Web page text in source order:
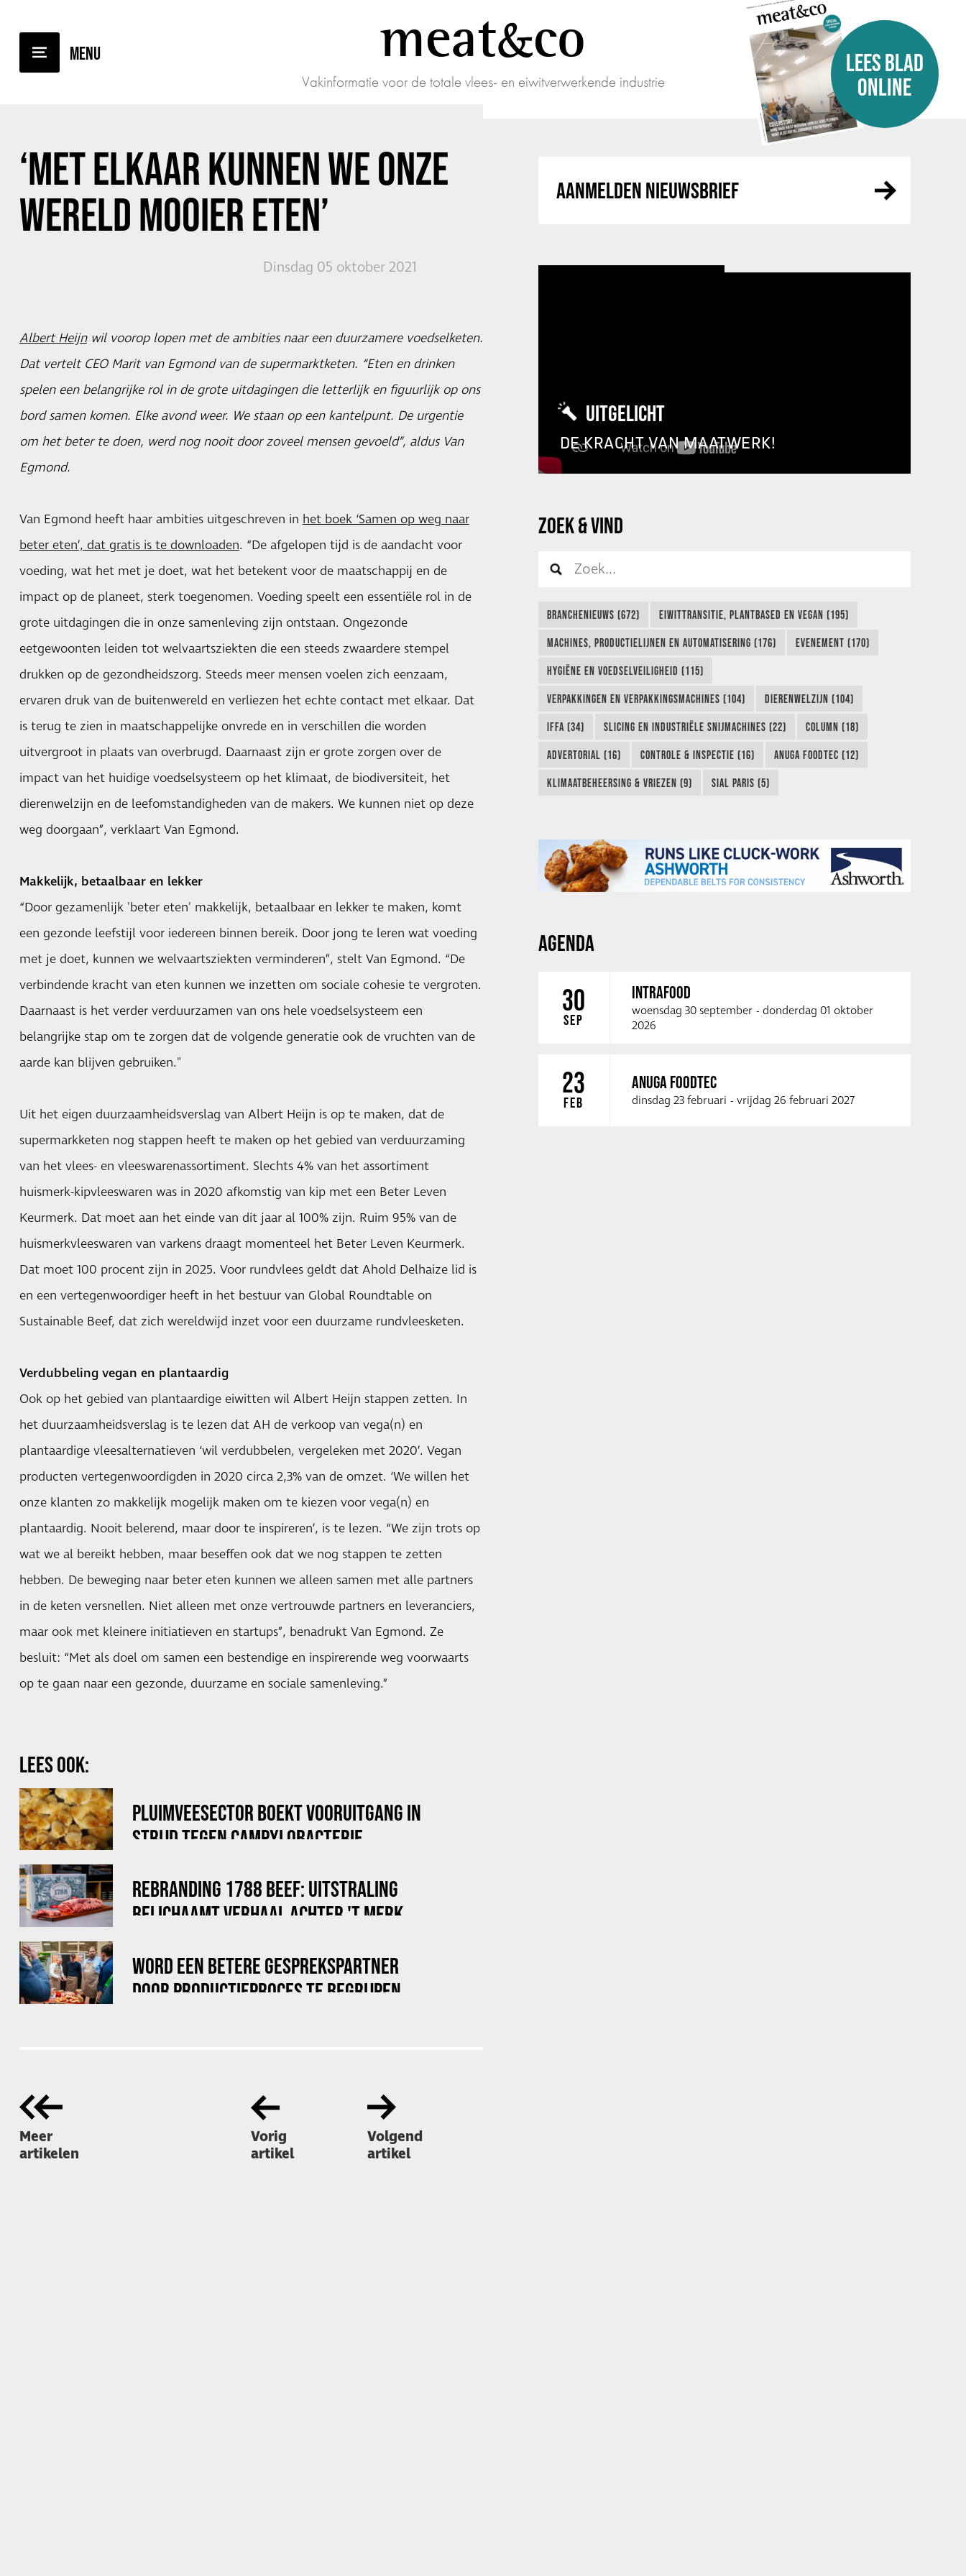
meatco
Vakinformatie voor de totale vlees- en eiwitverwerkende industrie
LEES BLAD
ONLINE
‘MET ELKAAR KUNNEN WE ONZE
WERELD MOOIER ETEN’
Dinsdag 05 oktober 2021
Albert Heijnwil voorop lopen met de ambities naar een duurzamere voedselketen.
Dat vertelt CEO Marit van Egmond van de supermarktketen. “Eten en drinken
spelen een belangrijke rol in de grote uitdagingen die letterlijk en figuurlijk op ons
bord samen komen. Elke avond weer. We staan op een kantelpunt. De urgentie
om het beter te doen, werd nog nooit door zoveel mensen gevoeld”, aldus Van
Egmond.
Van Egmond heeft haar ambities uitgeschreven in het boek ‘Samen op weg naar
beter eten’, dat gratis is te downloaden. “De afgelopen tijd is de aandacht voor
voeding, wat het met je doet, wat het betekent voor de maatschappij en de
impact op de planeet, sterk toegenomen. Voeding speelt een essentiële rol in de
grote uitdagingen die in onze samenleving zijn ontstaan. Ongezonde
eetgewoonten leiden tot welvaartsziekten die een steeds zwaardere stempel
drukken op de gezondheidszorg. Steeds meer mensen voelen zich eenzaam,
ervaren druk van de buitenwereld en verliezen het echte contact met elkaar. Dat
is terug te zien in maatschappelijke onvrede en in verschillen die worden
uitvergroot in plaats van overbrugd. Daarnaast zijn er grote zorgen over de
impact van het huidige voedselsysteem op het klimaat, de biodiversiteit, het
dierenwelzijn en de leefomstandigheden van de makers. We kunnen niet op deze
weg doorgaan”, verklaart Van Egmond.
Makkelijk, betaalbaar en lekker
“Door gezamenlijk 'beter eten' makkelijk, betaalbaar en lekker te maken, komt
een gezonde leefstijl voor iedereen binnen bereik. Door jong te leren wat voeding
met je doet, kunnen we welvaartsziekten verminderen”, stelt Van Egmond. “De
verbindende kracht van eten kunnen we inzetten om sociale cohesie te vergroten.
Daarnaast is het verder verduurzamen van ons hele voedselsysteem een
belangrijke stap om te zorgen dat de volgende generatie ook de vruchten van de
aarde kan blijven gebruiken."
Uit het eigen duurzaamheidsverslag van Albert Heijn is op te maken, dat de
supermarkketen nog stappen heeft te maken op het gebied van verduurzaming
van het vlees- en vleeswarenassortiment. Slechts 4% van het assortiment
huismerk-kipvleeswaren was in 2020 afkomstig van kip met een Beter Leven
Keurmerk. Dat moet aan het einde van dit jaar al 100% zijn. Ruim 95% van de
huismerkvleeswaren van varkens draagt momenteel het Beter Leven Keurmerk.
Dat moet 100 procent zijn in 2025. Voor rundvlees geldt dat Ahold Delhaize lid is
en een vertegenwoordiger heeft in het bestuur van Global Roundtable on
Sustainable Beef, dat zich wereldwijd inzet voor een duurzame rundvleesketen.
Verdubbeling vegan en plantaardig
Ook op het gebied van plantaardige eiwitten wil Albert Heijn stappen zetten. In
het duurzaamheidsverslag is te lezen dat AH de verkoop van vega(n) en
plantaardige vleesalternatieven ‘wil verdubbelen, vergeleken met 2020’. Vegan
producten vertegenwoordigden in 2020 circa 2,3% van de omzet. ‘We willen het
onze klanten zo makkelijk mogelijk maken om te kiezen voor vega(n) en
plantaardig. Nooit belerend, maar door te inspireren’, is te lezen. “We zijn trots op
wat we al bereikt hebben, maar beseffen ook dat we nog stappen te zetten
hebben. De beweging naar beter eten kunnen we alleen samen met alle partners
in de keten versnellen. Niet alleen met onze vertrouwde partners en leveranciers,
maar ook met kleinere initiatieven en startups”, benadrukt Van Egmond. Ze
besluit: “Met als doel om samen een bestendige en inspirerende weg voorwaarts
op te gaan naar een gezonde, duurzame en sociale samenleving.”
LEES OOK:
PLUIMVEESECTOR BOEKT VOORUITGANG IN
STRIJD TEGEN CAMPYLOBACTERIE
REBRANDING 1788 BEEF: UITSTRALING
BELICHAAMT VERHAAL ACHTER 'T MERK
WORD EEN BETERE GESPREKSPARTNER
DOOR PRODUCTIEPROCES TE BEGRIJPEN
Meer
artikelen
Vorig
artikel
Volgend
artikel
AANMELDEN NIEUWSBRIEF
UITGELICHT
DE KRACHT VAN MAATWERK!
ZOEK & VIND
BRANCHENIEUWS (672) EIWITTRANSITIE, PLANTBASED EN VEGAN (195)
MACHINES, PRODUCTIELIJNEN EN AUTOMATISERING (176) EVENEMENT (170)
HYGIËNE EN VOEDSELVEILIGHEID (115)
VERPAKKINGEN EN VERPAKKINGSMACHINES (104) DIERENWELZIJN (104)
IFFA (34) SLICING EN INDUSTRIËLE SNIJMACHINES (22) COLUMN (18)
ADVERTORIAL (16) CONTROLE & INSPECTIE (16) ANUGA FOODTEC (12)
KLIMAATBEHEERSING & VRIEZEN (9) SIAL PARIS (5)
AGENDA
30
SEP
INTRAFOOD
woensdag 30 september - donderdag 01 oktober
2026
23
FEB
ANUGA FOODTEC
dinsdag 23 februari - vrijdag 26 februari 2027